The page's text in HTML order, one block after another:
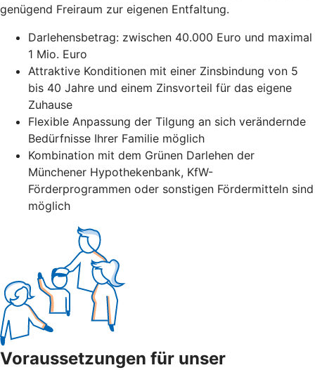
genügend Freiraum zur eigenen Entfaltung.
Darlehensbetrag: zwischen 40.000 Euro und maximal
1 Mio. Euro
Attraktive Konditionen mit einer Zinsbindung von 5
bis 40 Jahre und einem Zinsvorteil für das eigene
Zuhause
Flexible Anpassung der Tilgung an sich verändernde
Bedürfnisse Ihrer Familie möglich
Kombination mit dem Grünen Darlehen der
Münchener Hypothekenbank, KfW-
Förderprogrammen oder sonstigen Fördermitteln sind
möglich
Voraussetzungen für unser